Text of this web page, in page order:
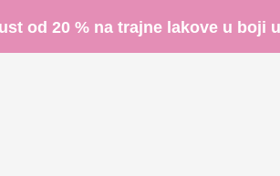
od 20 % na trajne lakove u boji